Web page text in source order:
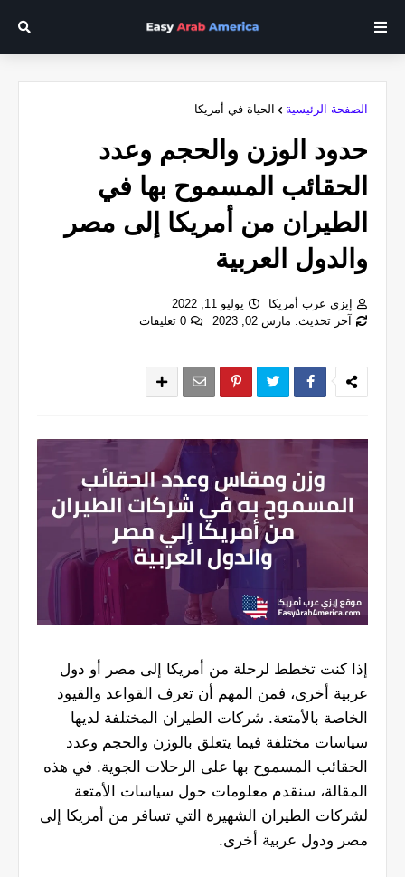
الصفحة الرئيسية الحياة في أمريكا
حدود الوزن والحجم وعدد
الحقائب المسموح بها في
الطيران من أمريكا إلى مصر
والدول العربية
إيزي عرب أمريكا
يوليو 11, 2022
آخر تحديث: مارس 02, 2023
0 تعليقات
إذا كنت تخطط لرحلة من أمريكا إلى مصر أو دول
عربية أخرى، فمن المهم أن تعرف القواعد والقيود
الخاصة بالأمتعة. شركات الطيران المختلفة لديها
سياسات مختلفة فيما يتعلق بالوزن والحجم وعدد
الحقائب المسموح بها على الرحلات الجوية. في هذه
المقالة، سنقدم معلومات حول سياسات الأمتعة
لشركات الطيران الشهيرة التي تسافر من أمريكا إلى
مصر ودول عربية أخرى.